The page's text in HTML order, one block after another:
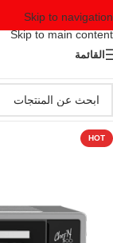
Skip to navigation
Skip to main content
القائمة
HOT